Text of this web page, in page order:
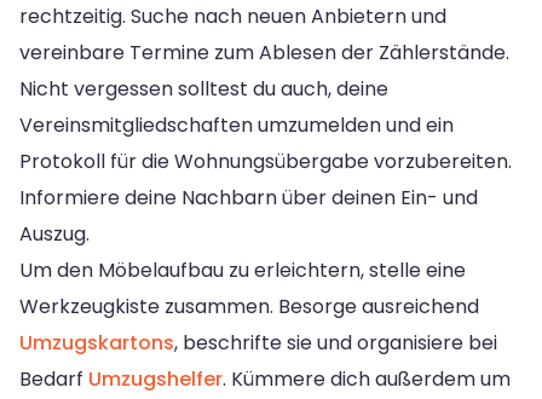
rechtzeitig. Suche nach neuen Anbietern und
vereinbare Termine zum Ablesen der Zählerstände.
Nicht vergessen solltest du auch, deine
Vereinsmitgliedschaften umzumelden und ein
Protokoll für die Wohnungsübergabe vorzubereiten.
Informiere deine Nachbarn über deinen Ein- und
Auszug.
Um den Möbelaufbau zu erleichtern, stelle eine
Werkzeugkiste zusammen. Besorge ausreichend
Umzugskartons, beschrifte sie und organisiere bei
Bedarf Umzugshelfer. Kümmere dich außerdem um